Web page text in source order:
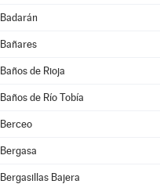
Badarán
Bañares
Baños de Rioja
Baños de Río Tobía
Berceo
Bergasa
Bergasillas Bajera